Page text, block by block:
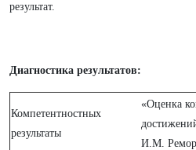
результат.
Диагностика результатов:
Компетентностных
результаты
«Оценка
И.М.